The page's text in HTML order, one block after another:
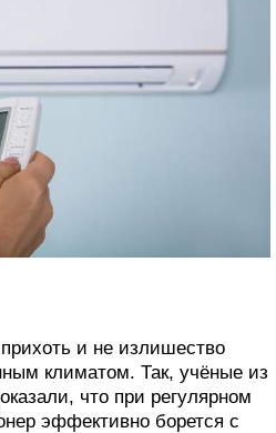
и не излишество
климатом. Так, учёные из
что при регулярном
эффективно борется с